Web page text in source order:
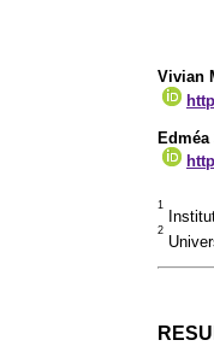
Vivian
1
2